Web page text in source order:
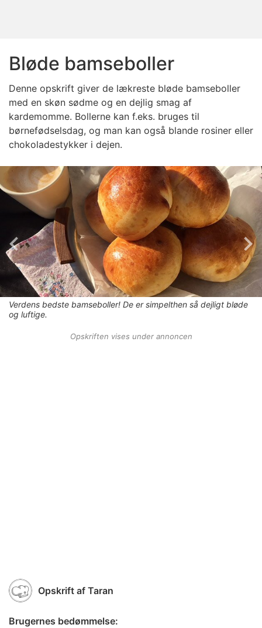
Bløde bamseboller
Denne opskrift giver de lækreste bløde bamseboller
med en skøn sødme og en dejlig smag af
kardemomme. Bollerne kan f.eks. bruges til
børnefødselsdag, og man kan også blande rosiner eller
chokoladestykker i dejen.
Verdens bedste bamseboller! De er simpelthen så dejligt bløde
og luftige.
Opskriften vises under annoncen
Opskrift af Taran
Brugernes bedømmelse: